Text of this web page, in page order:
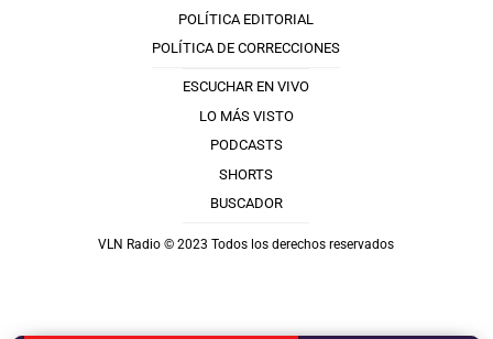
POLÍTICA EDITORIAL
POLÍTICA DE CORRECCIONES
ESCUCHAR EN VIVO
LO MÁS VISTO
PODCASTS
SHORTS
BUSCADOR
VLN Radio © 2023 Todos los derechos reservados